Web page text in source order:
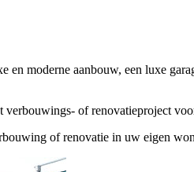
moderne aanbouw, een luxe
of renovatieproject
of renovatie in uw eigen